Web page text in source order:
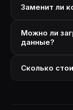
Заменит ли
Можно ли
данные?
Сколько